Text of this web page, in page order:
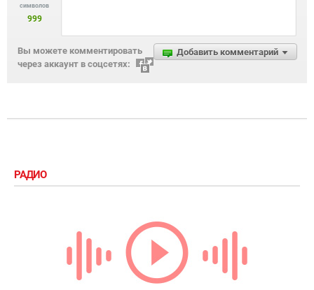
символов
999
Добавить комментарий
Вы можете комментировать
через аккаунт в соцсетях:
РАДИО